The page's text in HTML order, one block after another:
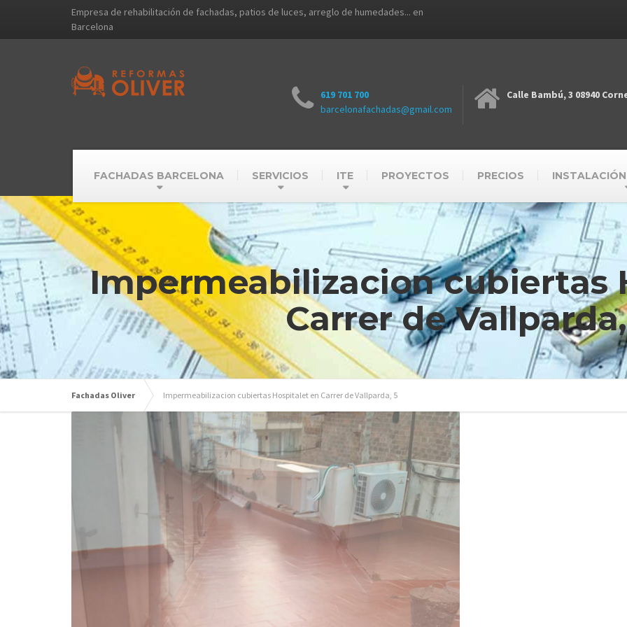
Empresa de rehabilitación de fachadas, patios de luces, arreglo de humedades... en
Barcelona
619 701 700
barcelonafachadas@gmail.com
Calle Bambú, 3 08940
FACHADAS BARCELONA SERVICIOS ITE PROYECTOS PRECIOS
Impermeabilizacion cubiertas
Carrer de
Fachadas Oliver Impermeabilizacion cubiertas Hospitalet en Carrer de Vallparda, 5